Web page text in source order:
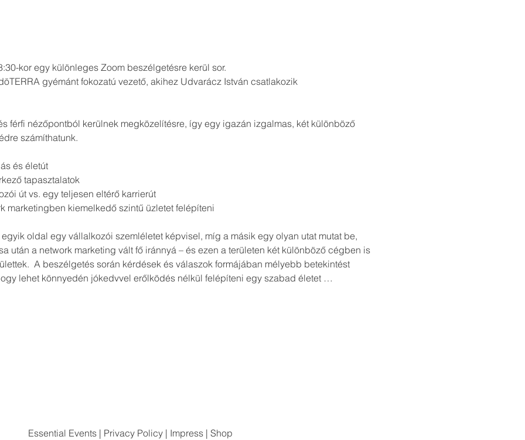
kor egy különleges Zoom beszélgetésre kerül sor.
gyémánt fokozatú vezető, akihez Udvarácz István csatlakozik
férfi nézőpontból kerülnek megközelítésre, így egy igazán izgalmas, két különböző
számíthatunk.
marketingben kiemelkedő szintű üzletet felépíteni
oldal egy vállalkozói szemléletet képvisel, míg a másik egy olyan utat mutat be,
után a network marketing vált fő iránnyá – és ezen a területen két különböző cégben is
A beszélgetés során kérdések és válaszok formájában mélyebb betekintést
lehet könnyedén jókedvvel erőlködés nélkül felépíteni egy szabad életet …
Essential Events | Privacy Policy | Impress | Shop